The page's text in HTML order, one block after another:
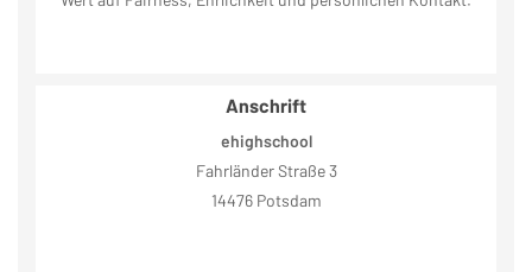
Anschrift
ehighschool
Fahrländer Straße 3
14476 Potsdam